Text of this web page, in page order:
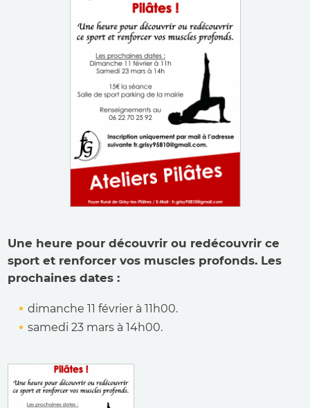
Une heure pour découvrir ou redécouvrir ce
sport et renforcer vos muscles profonds. Les
prochaines dates :
dimanche 11 février à 11h00.
samedi 23 mars à 14h00.